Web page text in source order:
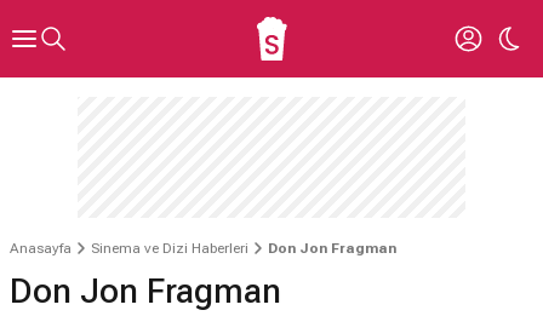
Anasayfa Sinema ve Dizi Haberleri Don Jon Fragman
Don Jon Fragman